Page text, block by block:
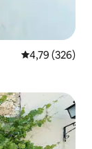
4,79 de uma
4,79 (326)